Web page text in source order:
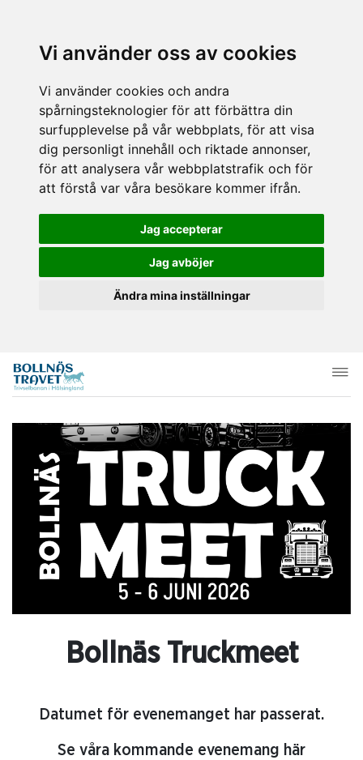
Vi använder oss av cookies
Vi använder cookies och andra
spårningsteknologier för att förbättra din
surfupplevelse på vår webbplats, för att visa
dig personligt innehåll och riktade annonser,
för att analysera vår webbplatstrafik och för
att förstå var våra besökare kommer ifrån.
Jag accepterar
Jag avböjer
Ändra mina inställningar
Bollnäs Truckmeet
Datumet för evenemanget har passerat.
Se våra kommande evenemang här